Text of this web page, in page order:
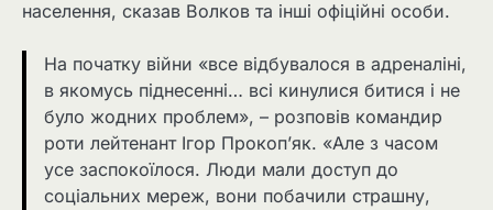
населення, сказав Волков та інші офіційні особи.
На початку війни «все відбувалося в адреналіні,
в якомусь піднесенні… всі кинулися битися і не
було жодних проблем», – розповів командир
роти лейтенант Ігор Прокоп’як. «Але з часом
усе заспокоїлося. Люди мали доступ до
соціальних мереж, вони побачили страшну,